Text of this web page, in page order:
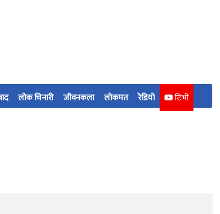
लोक चिनारी जीवनकला लोकमत रेडियो टिभी